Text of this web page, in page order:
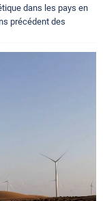
dans les pays en
précédent des